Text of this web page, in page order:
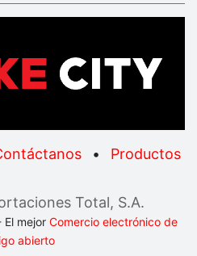
• Productos
Total, S.A.
El mejor Comercio electrónico de
abierto